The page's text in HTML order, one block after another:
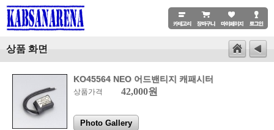
상품 화면
KO45564 NEO 어드밴티지 캐패시터
상품가격 42,000원
Photo Gallery